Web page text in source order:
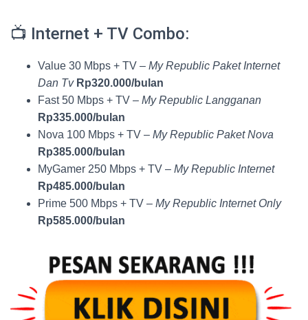
📺 Internet + TV Combo:
Value 30 Mbps + TV – My Republic Paket Internet
Dan Tv Rp320.000/bulan
Fast 50 Mbps + TV – My Republic Langganan
Rp335.000/bulan
Nova 100 Mbps + TV – My Republic Paket Nova
Rp385.000/bulan
MyGamer 250 Mbps + TV – My Republic Internet
Rp485.000/bulan
Prime 500 Mbps + TV – My Republic Internet Only
Rp585.000/bulan